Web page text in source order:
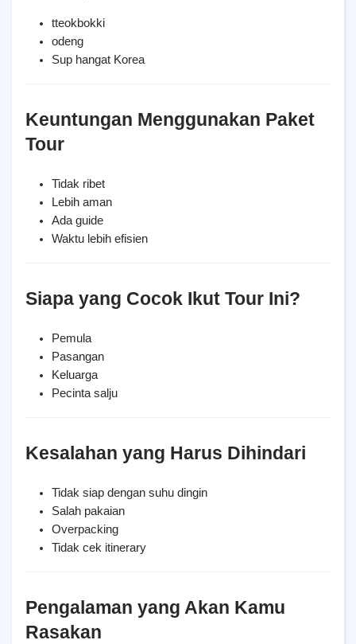
tteokbokki
odeng
Sup hangat Korea
Keuntungan Menggunakan Paket
Tour
Tidak ribet
Lebih aman
Ada guide
Waktu lebih efisien
Siapa yang Cocok Ikut Tour Ini?
Pemula
Pasangan
Keluarga
Pecinta salju
Kesalahan yang Harus Dihindari
Tidak siap dengan suhu dingin
Salah pakaian
Overpacking
Tidak cek itinerary
Pengalaman yang Akan Kamu
Rasakan